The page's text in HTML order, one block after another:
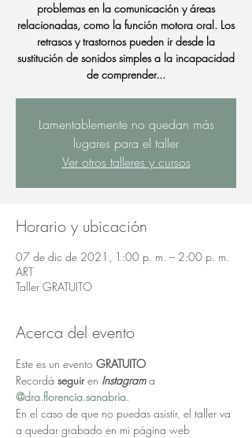
problemas en la comunicación y áreas
relacionadas, como la función motora oral. Los
retrasos y trastornos pueden ir desde la
sustitución de sonidos simples a la incapacidad
de comprender...
Lamentablemente no quedan más
lugares para el taller
Ver otros talleres y cursos
Horario y ubicación
07 de dic de 2021, 1:00 p. m. – 2:00 p. m.
ART
Taller GRATUITO
Acerca del evento
Este es un evento GRATUITO
Recordá seguir en Instagram a
@dra.florencia.sanabria.
En el caso de que no puedas asistir, el taller va
a quedar grabado en mi página web